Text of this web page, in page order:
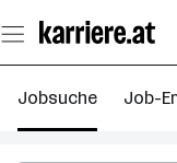
Seiteninhalt
springen
Jobsuche Job-